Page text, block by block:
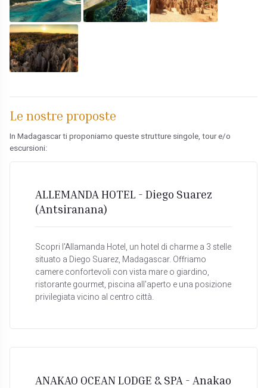
Le nostre proposte
In Madagascar ti proponiamo queste strutture singole, tour e/o
escursioni:
ALLEMANDA HOTEL - Diego Suarez
(Antsiranana)
Scopri l'Allamanda Hotel, un hotel di charme a 3 stelle
situato a Diego Suarez, Madagascar. Offriamo
camere confortevoli con vista mare o giardino,
ristorante gourmet, piscina all'aperto e una posizione
privilegiata vicino al centro città.
ANAKAO OCEAN LODGE & SPA - Anakao